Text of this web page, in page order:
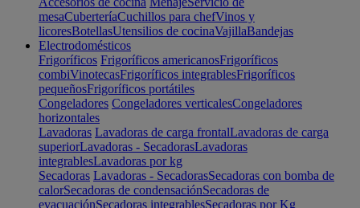
mesaCuberteríaCuchillos para chefVinos y
licoresBotellasUtensilios de cocinaVajillaBandejas
Electrodomésticos
Frigoríficos Frigoríficos americanosFrigoríficos
combiVinotecasFrigoríficos integrablesFrigoríficos
pequeñosFrigoríficos portátiles
Congeladores Congeladores verticalesCongeladores
horizontales
Lavadoras Lavadoras de carga frontalLavadoras de carga
superiorLavadoras - SecadorasLavadoras
integrablesLavadoras por kg
Secadoras Lavadoras - SecadorasSecadoras con bomba de
calorSecadoras de condensaciónSecadoras de
evacuaciónSecadoras integrablesSecadoras por Kg